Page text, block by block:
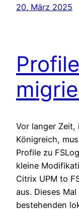
20. März 2025
Vor langer
Königreich,
Profile zu
kleine
Citrix UPM to
aus. Dieses
bestehenden